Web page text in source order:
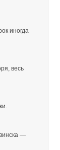
иногда
весь
—